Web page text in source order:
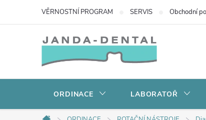
VĚRNOSTNÍ PROGRAM SERVIS Obchodní
ORDINACE LABORATOŘ